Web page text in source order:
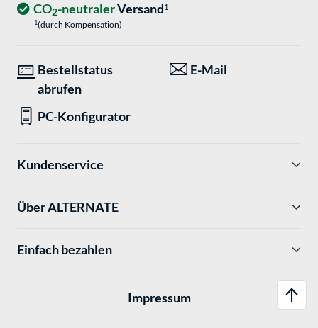
CO2-neutralerVersand1
1(durch Kompensation)
Bestellstatus
abrufen
E-Mail
PC-Konfigurator
Kundenservice
Über ALTERNATE
Einfach bezahlen
Impressum